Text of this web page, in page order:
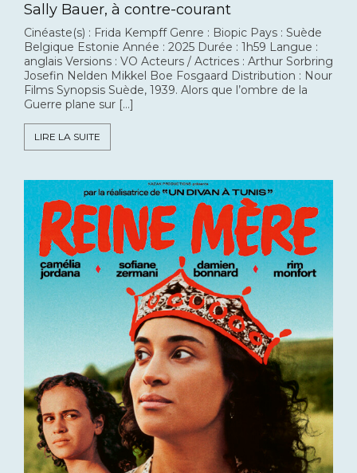
Sally Bauer, à contre-courant
Cinéaste(s) : Frida Kempff Genre : Biopic Pays : Suède
Belgique Estonie Année : 2025 Durée : 1h59 Langue :
anglais Versions : VO Acteurs / Actrices : Arthur Sorbring
Josefin Nelden Mikkel Boe Fosgaard Distribution : Nour
Films Synopsis Suède, 1939. Alors que l’ombre de la
Guerre plane sur […]
LIRE LA SUITE